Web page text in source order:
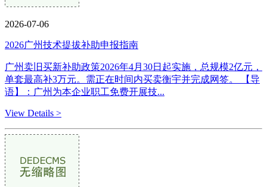
2026-07-06
2026广州技术提拔补助申报指南
广州卖旧买新补助政策2026年4月30日起实施，总规模2亿元，
单套最高补3万元。需正在时间内买卖衡宇并完成网签。 【导
语】：广州为本企业职工免费开展技...
View Details >